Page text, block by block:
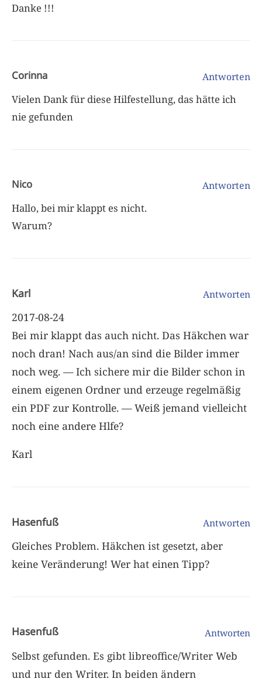
Danke !!!
Corinna Antworten
Vielen Dank für diese Hilfestellung, das hätte ich
nie gefunden
Nico Antworten
Hallo, bei mir klappt es nicht.
Warum?
Karl Antworten
2017-08-24
Bei mir klappt das auch nicht. Das Häkchen war
noch dran! Nach aus/an sind die Bilder immer
noch weg. — Ich sichere mir die Bilder schon in
einem eigenen Ordner und erzeuge regelmäßig
ein PDF zur Kontrolle. — Weiß jemand vielleicht
noch eine andere Hlfe?
Karl
Hasenfuß Antworten
Gleiches Problem. Häkchen ist gesetzt, aber
keine Veränderung! Wer hat einen Tipp?
Hasenfuß Antworten
Selbst gefunden. Es gibt libreoffice/Writer Web
und nur den Writer. In beiden ändern